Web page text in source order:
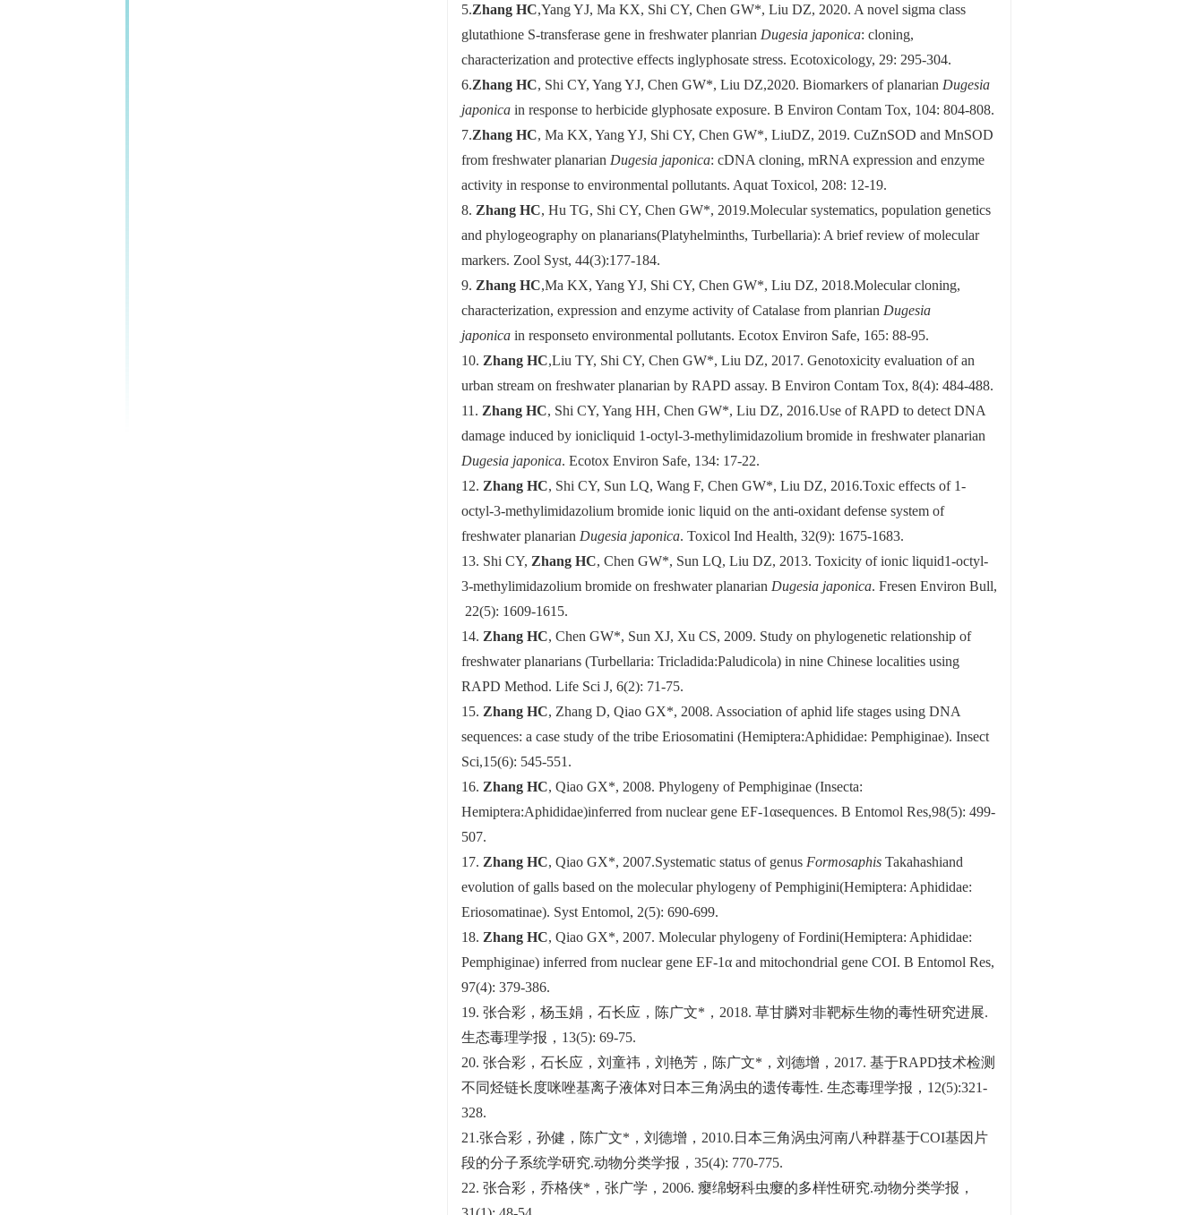
5.Zhang HC,Yang YJ, Ma KX, Shi CY, Chen GW*, Liu DZ, 2020. A novel sigma class
glutathione S-transferase gene in freshwater planrian Dugesia japonica: cloning,
characterization and protective effects inglyphosate stress. Ecotoxicology, 29: 295-304.
6.Zhang HC, Shi CY, Yang YJ, Chen GW*, Liu DZ,2020. Biomarkers of planarian Dugesia
japonica in response to herbicide glyphosate exposure. B Environ Contam Tox, 104: 804-808.
7.Zhang HC, Ma KX, Yang YJ, Shi CY, Chen GW*, LiuDZ, 2019. CuZnSOD and MnSOD
from freshwater planarian Dugesia japonica: cDNA cloning, mRNA expression and enzyme
activity in response to environmental pollutants. Aquat Toxicol, 208: 12-19.
8. Zhang HC, Hu TG, Shi CY, Chen GW*, 2019.Molecular systematics, population genetics
and phylogeography on planarians(Platyhelminths, Turbellaria): A brief review of molecular
markers. Zool Syst, 44(3):177-184.
9. Zhang HC,Ma KX, Yang YJ, Shi CY, Chen GW*, Liu DZ, 2018.Molecular cloning,
characterization, expression and enzyme activity of Catalase from planrian Dugesia
japonica in responseto environmental pollutants. Ecotox Environ Safe, 165: 88-95.
10. Zhang HC,Liu TY, Shi CY, Chen GW*, Liu DZ, 2017. Genotoxicity evaluation of an
urban stream on freshwater planarian by RAPD assay. B Environ Contam Tox, 8(4): 484-488.
11. Zhang HC, Shi CY, Yang HH, Chen GW*, Liu DZ, 2016.Use of RAPD to detect DNA
damage induced by ionicliquid 1-octyl-3-methylimidazolium bromide in freshwater planarian
Dugesia japonica. Ecotox Environ Safe, 134: 17-22.
12. Zhang HC, Shi CY, Sun LQ, Wang F, Chen GW*, Liu DZ, 2016.Toxic effects of 1-
octyl-3-methylimidazolium bromide ionic liquid on the anti-oxidant defense system of
freshwater planarian Dugesia japonica. Toxicol Ind Health, 32(9): 1675-1683.
13. Shi CY, Zhang HC, Chen GW*, Sun LQ, Liu DZ, 2013. Toxicity of ionic liquid1-octyl-
3-methylimidazolium bromide on freshwater planarian Dugesia japonica. Fresen Environ Bull,
22(5): 1609-1615.
14. Zhang HC, Chen GW*, Sun XJ, Xu CS, 2009. Study on phylogenetic relationship of
freshwater planarians (Turbellaria: Tricladida:Paludicola) in nine Chinese localities using
RAPD Method. Life Sci J, 6(2): 71-75.
15. Zhang HC, Zhang D, Qiao GX*, 2008. Association of aphid life stages using DNA
sequences: a case study of the tribe Eriosomatini (Hemiptera:Aphididae: Pemphiginae). Insect
Sci,15(6): 545-551.
16. Zhang HC, Qiao GX*, 2008. Phylogeny of Pemphiginae (Insecta:
Hemiptera:Aphididae)inferred from nuclear gene EF-1αsequences. B Entomol Res,98(5): 499-
507.
17. Zhang HC, Qiao GX*, 2007.Systematic status of genus Formosaphis Takahashiand
evolution of galls based on the molecular phylogeny of Pemphigini(Hemiptera: Aphididae:
Eriosomatinae). Syst Entomol, 2(5): 690-699.
18. Zhang HC, Qiao GX*, 2007. Molecular phylogeny of Fordini(Hemiptera: Aphididae:
Pemphiginae) inferred from nuclear gene EF-1α and mitochondrial gene COI. B Entomol Res,
97(4): 379-386.
19. 张合彩，杨玉娟，石长应，陈广文*，2018. 草甘膦对非靶标生物的毒性研究进展.
生态毒理学报，13(5): 69-75.
20. 张合彩，石长应，刘童祎，刘艳芳，陈广文*，刘德增，2017. 基于RAPD技术检测
不同烃链长度咪唑基离子液体对日本三角涡虫的遗传毒性. 生态毒理学报，12(5):321-
328.
21.张合彩，孙健，陈广文*，刘德增，2010.日本三角涡虫河南八种群基于COI基因片
段的分子系统学研究.动物分类学报，35(4): 770-775.
22. 张合彩，乔格侠*，张广学，2006. 瘿绵蚜科虫瘿的多样性研究.动物分类学报，